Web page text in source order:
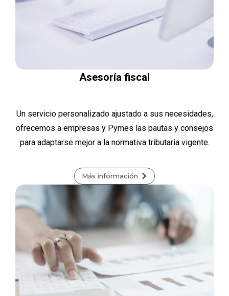
Asesoría fiscal
Un servicio personalizado ajustado a sus necesidades,
ofrecemos a empresas y Pymes las pautas y consejos
para adaptarse mejor a la normativa tributaria vigente.
Más información